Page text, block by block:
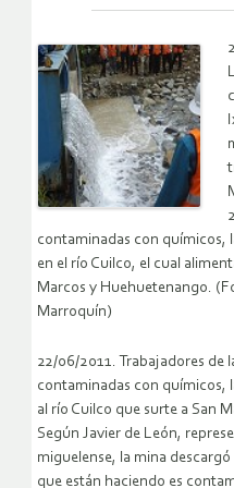
contaminadas con químicos,
en el río Cuilco, el cual
Marcos y Huehuetenango.
Marroquín)
22/06/2011. Trabajadores de
contaminadas con químicos,
al río Cuilco que surte a San
Según Javier de León,
miguelense, la mina
que están haciendo es